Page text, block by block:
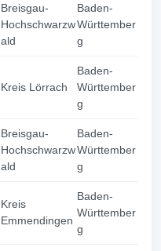
Breisgau-
Hochschwarzw
ald
Baden-
Württember
g
Kreis Lörrach
Baden-
Württember
g
Breisgau-
Hochschwarzw
ald
Baden-
Württember
g
Kreis
Emmendingen
Baden-
Württember
g